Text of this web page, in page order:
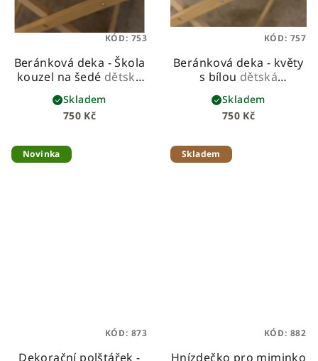
Beránková deka - Škola
kouzel na šedé dětská
beránková deka z
prémiové bavlny a
hebkého beránka
750 Kč
Skladem
KÓD: 753
Beránková deka - květy
s bílou dětská
beránková deka z
prémiové bavlny a
hebkého beránka
750 Kč
Skladem
KÓD: 757
Novinka
Dekorační polštářek -
KÓD: 873
Skladem
Hnízdečko pro miminko
KÓD: 882